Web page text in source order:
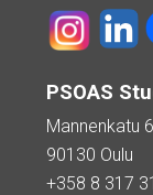
PSOAS
Mannenkatu
90130 Oulu
+358 8 317